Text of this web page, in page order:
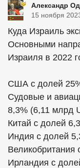
Александр
15 ноября
Куда Израиль
Основными
Израиля в 2022
США с долей
Судовые и
8,3% (6,11 млрд
Китай с долей
Индия с долей
Великобритания
Ирландия с